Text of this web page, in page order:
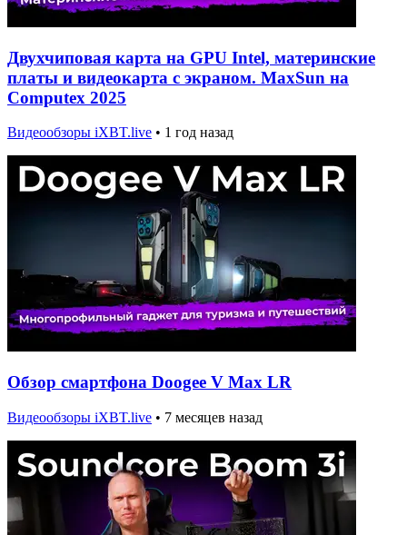
Двухчиповая карта на GPU Intel, материнские
платы и видеокарта с экраном. MaxSun на
Computex 2025
Видеообзоры iXBT.live • 1 год назад
Обзор смартфона Doogee V Max LR
Видеообзоры iXBT.live • 7 месяцев назад